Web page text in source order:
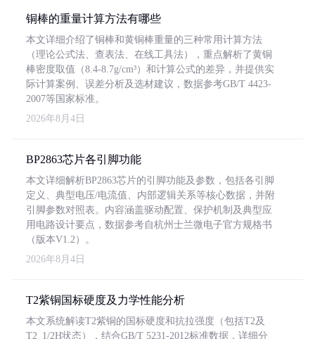
铜棒的重量计算方法有哪些
本文详细介绍了铜棒和黄铜棒重量的三种常用计算方法
（理论公式法、查表法、在线工具法），重点解析了黄铜
棒密度取值（8.4-8.7g/cm³）和计算公式的差异，并提供实
际计算案例、误差分析及选材建议，数据参考GB/T 4423-
2007等国家标准。
2026年8月4日
BP2863芯片各引脚功能
本文详细解析BP2863芯片的引脚功能及参数，包括各引脚
定义、典型电压/电流值、内部逻辑关系等核心数据，并附
引脚参数对照表。内容涵盖驱动配置、保护机制及典型应
用电路设计要点，数据参考自杭州士兰微电子官方规格书
（版本V1.2）。
2026年8月4日
T2紫铜国标硬度及力学性能分析
本文系统解读T2紫铜的国标硬度和抗拉强度（包括T2及
T2_1/2H状态），结合GB/T 5231-2012标准数据，详细分